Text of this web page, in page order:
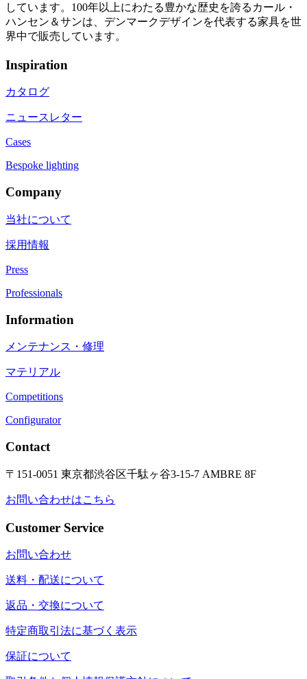
しています。100年以上にわたる豊かな歴史を誇るカール・
ハンセン＆サンは、デンマークデザインを代表する家具を世
界中で販売しています。
Inspiration
カタログ
ニュースレター
Cases
Bespoke lighting
Company
当社について
採用情報
Press
Professionals
Information
メンテナンス・修理
マテリアル
Competitions
Configurator
Contact
〒151-0051 東京都渋谷区千駄ヶ谷3-15-7 AMBRE 8F
お問い合わせはこちら
Customer Service
お問い合わせ
送料・配送について
返品・交換について
特定商取引法に基づく表示
保証について